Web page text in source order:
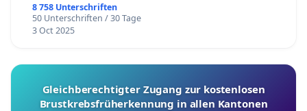
8 758 Unterschriften
50 Unterschriften / 30 Tage
3 Oct 2025
Gleichberechtigter Zugang zur kostenlosen
Brustkrebsfrüherkennung in allen Kantonen